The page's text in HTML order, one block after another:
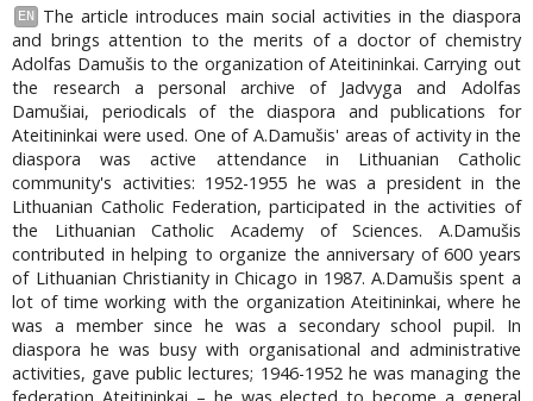
EN
The article introduces main social activities in the diaspora
and brings attention to the merits of a doctor of chemistry
Adolfas Damušis to the organization of Ateitininkai. Carrying out
the research a personal archive of Jadvyga and Adolfas
Damušiai, periodicals of the diaspora and publications for
Ateitininkai were used. One of A.Damušis' areas of activity in the
diaspora was active attendance in Lithuanian Catholic
community's activities: 1952-1955 he was a president in the
Lithuanian Catholic Federation, participated in the activities of
the Lithuanian Catholic Academy of Sciences. A.Damušis
contributed in helping to organize the anniversary of 600 years
of Lithuanian Christianity in Chicago in 1987. A.Damušis spent a
lot of time working with the organization Ateitininkai, where he
was a member since he was a secondary school pupil. In
diaspora he was busy with organisational and administrative
activities, gave public lectures; 1946-1952 he was managing the